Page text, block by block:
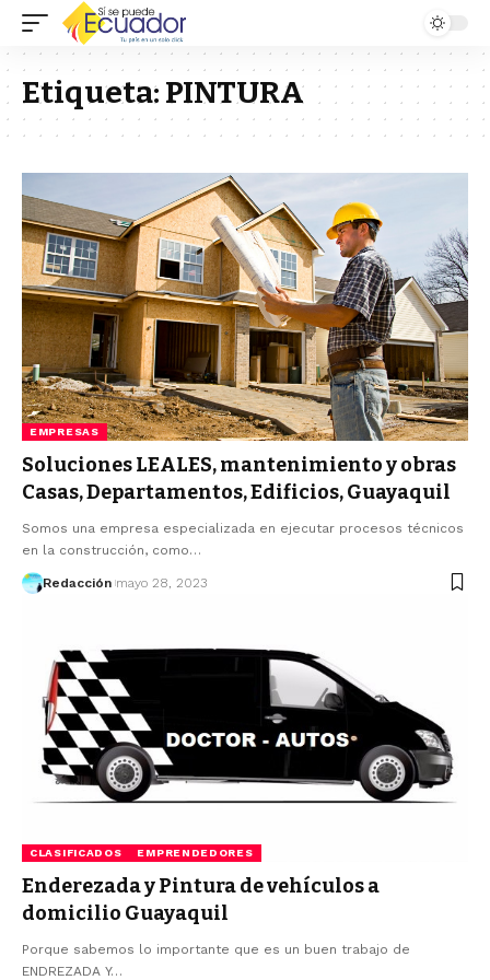
Etiqueta: PINTURA
EMPRESAS
Soluciones LEALES, mantenimiento y obras
Casas, Departamentos, Edificios, Guayaquil
Somos una empresa especializada en ejecutar procesos técnicos
en la construcción, como…
Redacción mayo 28, 2023
CLASIFICADOS EMPRENDEDORES
Enderezada y Pintura de vehículos a
domicilio Guayaquil
Porque sabemos lo importante que es un buen trabajo de
ENDREZADA Y…